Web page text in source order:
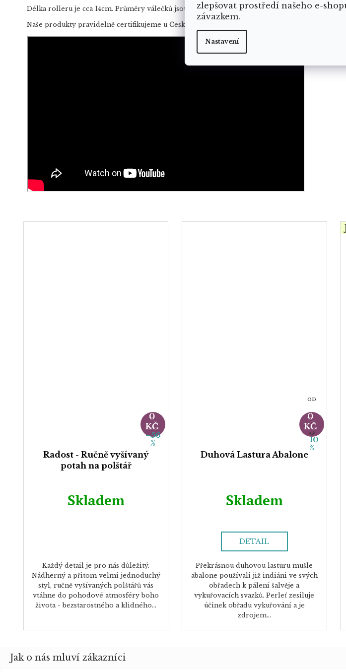
zlepšovat prostředí našeho e-
závazkem.
Nastavení
Délka rolleru je cca 14cm. Průměry válečků jsou cca 4cm a 2,5cm.
Naše produkty pravidelně certifikujeme u České Gemologické laboratoře:
0
KČ
–56
%
Radost - Ručně vyšívaný
potah na polštář
Skladem
Každý detail je pro nás důležitý.
Nádherný a přitom velmi jednoduchý
styl, ručně vyšívaných polštářů vás
vtáhne do pohodové atmosféry boho
života - bezstarostného a klidného...
OD
0
KČ
AŽ
–10
%
Duhová Lastura Abalone
Skladem
DETAIL
Překrásnou duhovou lasturu mušle
abalone používali již indiáni ve svých
obřadech k pálení šalvěje a
vykuřovacích svazků. Perleť zesiluje
účinek obřadu vykuřování a je
zdrojem...